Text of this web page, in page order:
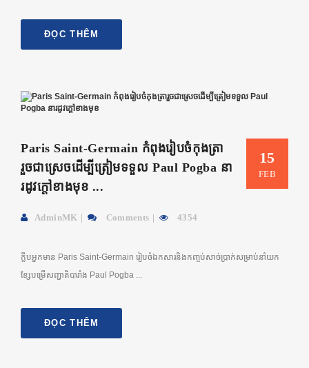
ĐỌC THÊM
15
FEB
Paris Saint-Germain កំពុងរៀបចំកុងត្រា
រួចជាស្រេចដើម្បីត្រៀមទទួល​​ Paul Pogba នា
រដូវក្តៅខាងមុខ ...
AdminMK Comments 4354
ក្លឹបអ្នកមាន Paris Saint-Germain រៀបចំឯកសារនិងកញ្ចប់សាច់ប្រាក់សម្រាប់នាំយក
ខ្សែបម្រើសញ្ជាតិបារាំង Paul Pogba ...
ĐỌC THÊM